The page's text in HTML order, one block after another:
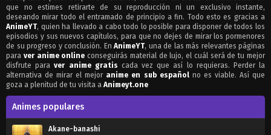
que no estimes retirarte de su reproducción ni un exclusivo instante,
deseando mirar todo el entramado de principio a fin. Todo esto es gracias a
AnimeYT, quien ha llevado a cabo todo lo posible para disponer de todos los
episodios y sus nuevos capítulos, para que no dejes de mirar los pormenores
de su progreso y conclusión. En AnimeYT, una de las más relevantes páginas
para ver anime online conseguirás material de lujo, el cuál será de tu mejor
disfrute paraver anime gratis cada vez que así lo requieras. Perder la
alternativa de mirar el mejor anime en sub españolno es viable. Así que
goza a plenitud de tu visita a Animeyt.one
Animes populares
Akane-banashi